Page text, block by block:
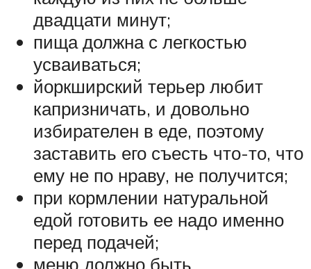
двадцати минут;
пища должна с легкостью
усваиваться;
йоркширский терьер любит
капризничать, и довольно
избирателен в еде, поэтому
заставить его съесть что-то, что
ему не по нраву, не получится;
при кормлении натуральной
едой готовить ее надо именно
перед подачей;
меню должно быть